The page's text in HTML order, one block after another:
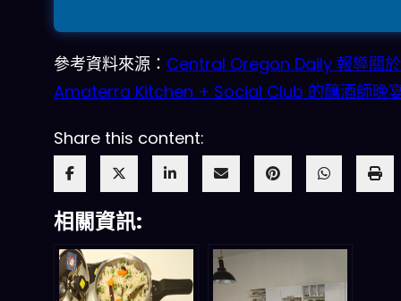
參考資料來源： Central Oregon Daily 報導關於
Amaterra Kitchen + Social Club 的釀酒師晚
Share this content:
相關資訊: